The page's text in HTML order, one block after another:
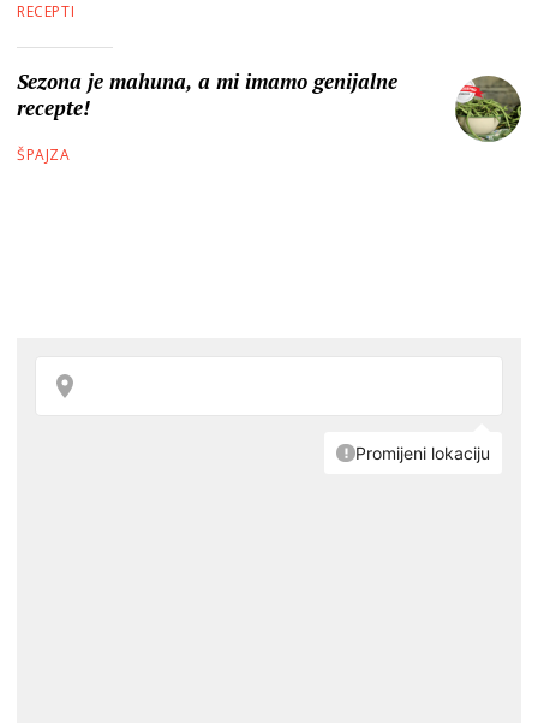
RECEPTI
Sezona je mahuna, a mi imamo genijalne
recepte!
ŠPAJZA